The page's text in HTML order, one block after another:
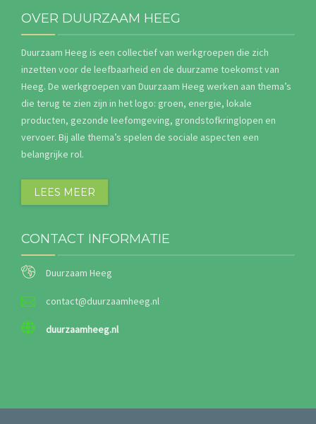
OVER DUURZAAM HEEG
Duurzaam Heeg is een collectief van werkgroepen die zich
inzetten voor de leefbaarheid en de duurzame toekomst van
Heeg. De werkgroepen van Duurzaam Heeg werken aan thema’s
die terug te zien zijn in het logo: groen, energie, lokale
producten, gezonde leefomgeving, grondstofkringlopen en
vervoer. Bij alle thema’s spelen de sociale aspecten een
belangrijke rol.
LEES MEER
CONTACT INFORMATIE
Duurzaam Heeg
contact@duurzaamheeg.nl
duurzaamheeg.nl